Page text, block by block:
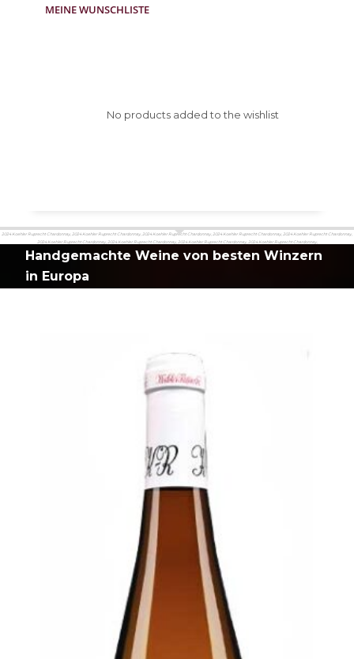
MEINE WUNSCHLISTE
No products added to the wishlist
2024 Koehler Ruprecht Chardonnay, 2024 Koehler Ruprecht Chardonnay, 2024 Koehler Ruprecht Chardonnay, 2024 Koehler Ruprecht Chardonnay, 2024 Koehler Ruprecht Chardonnay,
2024 Koehler Ruprecht Chardonnay, 2024 Koehler Ruprecht Chardonnay, 2024 Koehler Ruprecht Chardonnay, 2024 Koehler Ruprecht Chardonnay,
Handgemachte Weine von besten Winzern
in Europa